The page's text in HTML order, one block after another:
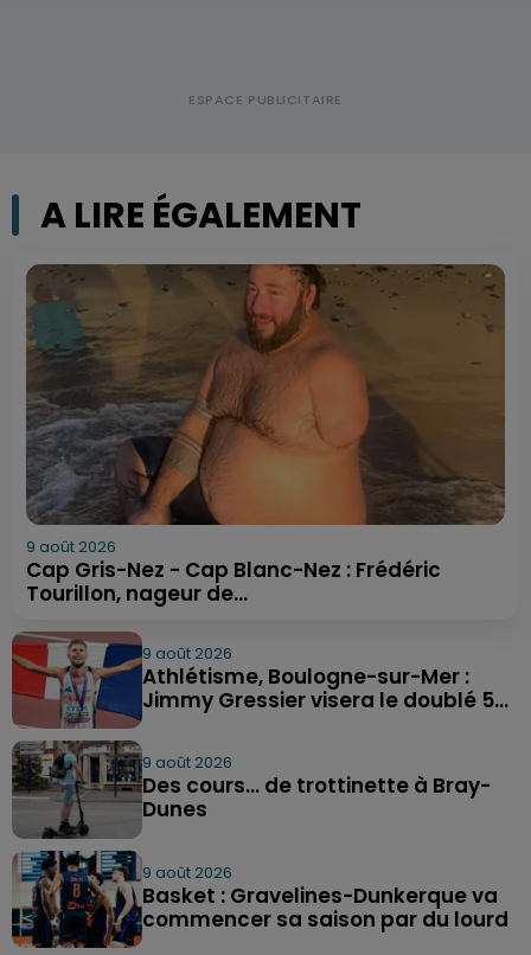
A LIRE ÉGALEMENT
9 août 2026
Cap Gris-Nez - Cap Blanc-Nez : Frédéric
Tourillon, nageur de...
9 août 2026
Athlétisme, Boulogne-sur-Mer :
Jimmy Gressier visera le doublé 5...
9 août 2026
Des cours... de trottinette à Bray-
Dunes
9 août 2026
Basket : Gravelines-Dunkerque va
commencer sa saison par du lourd